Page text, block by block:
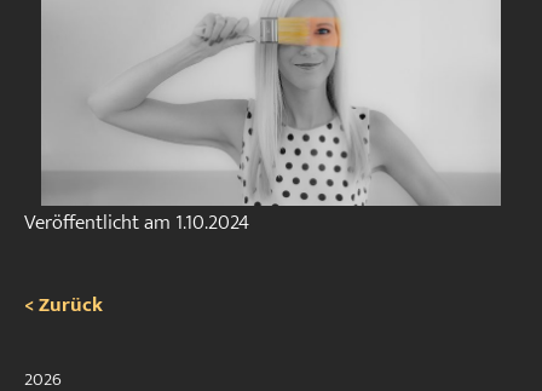
Veröffentlicht am 1.10.2024
< Zurück
2026